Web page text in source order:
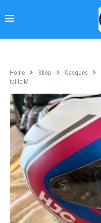
Home Shop Casques
taille M